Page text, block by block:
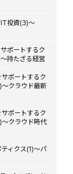
投資(3)～
ポートするク
持たざる経営
ポートするク
クラウド最新
ポートするク
クラウド時代
ィクス(1)～パ